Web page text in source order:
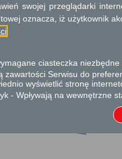
Tryb odwoławczy
Skargi i wnioski
Nie dotyczy
Informacje dodatkowe
swojej przeglądarki
oznacza, iż użytkownik
ciasteczka
zawartości Serwisu do
wyświetlić stronę
- Wpływają na wewnętrzne